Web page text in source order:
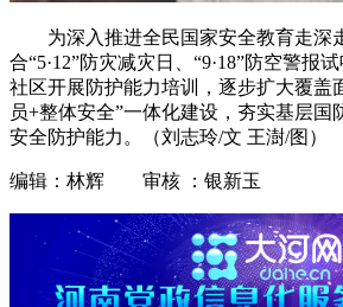
为深入推进全民国家安全教育走深
合“5·12”防灾减灾日、“9·18”防空警报
社区开展防护能力培训，逐步扩大覆盖
员+整体安全”一体化建设，夯实基层国
安全防护能力。（刘志玲/文 王澍/图）
编辑：林辉 审核 ：银新玉